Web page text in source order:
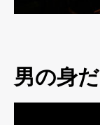
男の身